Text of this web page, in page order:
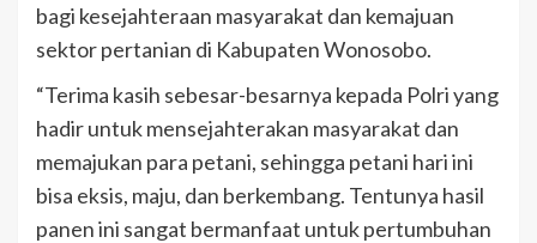
bagi kesejahteraan masyarakat dan kemajuan
sektor pertanian di Kabupaten Wonosobo.
“Terima kasih sebesar-besarnya kepada Polri yang
hadir untuk mensejahterakan masyarakat dan
memajukan para petani, sehingga petani hari ini
bisa eksis, maju, dan berkembang. Tentunya hasil
panen ini sangat bermanfaat untuk pertumbuhan